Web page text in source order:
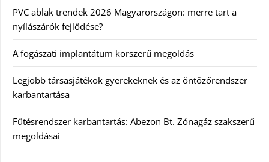
PVC ablak trendek 2026 Magyarországon: merre tart a
nyílászárók fejlődése?
A fogászati implantátum korszerű megoldás
Legjobb társasjátékok gyerekeknek és az öntözőrendszer
karbantartása
Fűtésrendszer karbantartás: Abezon Bt. Zónagáz szakszerű
megoldásai